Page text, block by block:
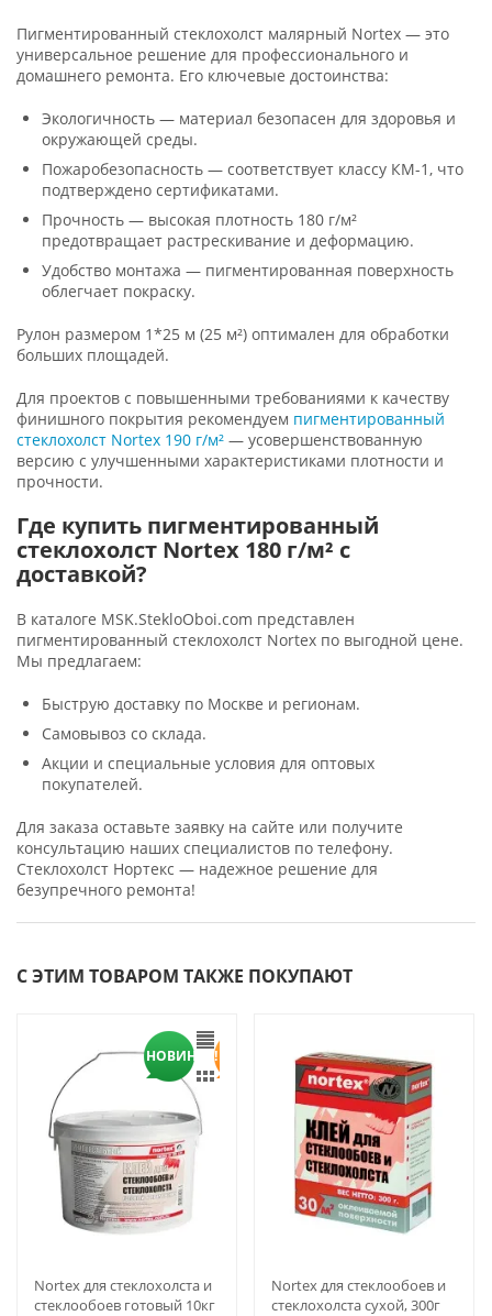
Пигментированный стеклохолст малярный Nortex — это
универсальное решение для профессионального и
домашнего ремонта. Его ключевые достоинства:
Экологичность — материал безопасен для здоровья и
окружающей среды.
Пожаробезопасность — соответствует классу КМ-1, что
подтверждено сертификатами.
Прочность — высокая плотность 180 г/м²
предотвращает растрескивание и деформацию.
Удобство монтажа — пигментированная поверхность
облегчает покраску.
Рулон размером 1*25 м (25 м²) оптимален для обработки
больших площадей.
Для проектов с повышенными требованиями к качеству
финишного покрытия рекомендуем пигментированный
стеклохолст Nortex 190 г/м² — усовершенствованную
версию с улучшенными характеристиками плотности и
прочности.
Где купить пигментированный
стеклохолст Nortex 180 г/м² с
доставкой?
В каталоге MSK.StekloOboi.com представлен
пигментированный стеклохолст Nortex по выгодной цене.
Мы предлагаем:
Быструю доставку по Москве и регионам.
Самовывоз со склада.
Акции и специальные условия для оптовых
покупателей.
Для заказа оставьте заявку на сайте или получите
консультацию наших специалистов по телефону.
Стеклохолст Нортекс — надежное решение для
безупречного ремонта!
С ЭТИМ ТОВАРОМ ТАКЖЕ ПОКУПАЮТ
НОВИНКА!
Nortex для стеклохолста и
стеклообоев готовый 10кг
Nortex для стеклообоев и
стеклохолста сухой, 300г